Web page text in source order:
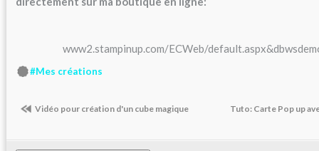
www2.stampinup.com/ECWeb/
#Mes créations
Vidéo pour création d'un cube magique Tuto: Carte Pop up